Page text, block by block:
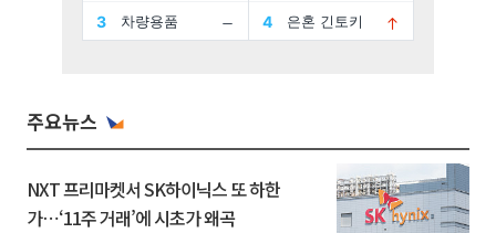
주요뉴스
NXT 프리마켓서 SK하이닉스 또 하한
가⋯‘11주 거래’에 시초가 왜곡